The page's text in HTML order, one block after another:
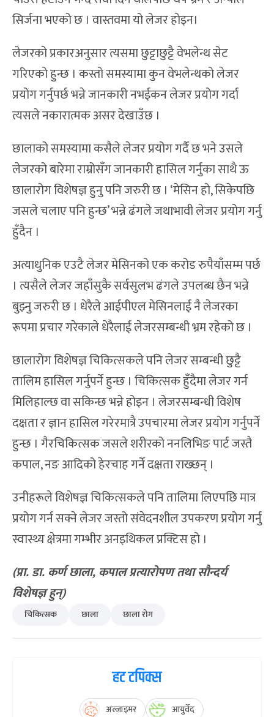
सिर्जना भएको छ । वास्तवमा यो लेजर होइन।
लेजरको प्रकारअनुसार त्यसमा छुट्टाछुट्टै वेभलेन्थ सेट
गरिएको हुन्छ । कस्तो समस्यामा कुन वेभलेन्थको लेजर
प्रयोग गर्नुपर्छ भन्ने जानकारी नभईकन लेजर प्रयोग गर्दा
त्यसले नकारात्मक असर देखाउँछ ।
छालाको समस्यामा कसैले लेजर प्रयोग गर्दै छ भने उसले
लेजरको बारेमा राम्रोसँग जानकारी हासिल गर्नुका साथै ऊ
छालारोग विशेषज्ञ हुनु पनि जरुरी छ । ‘मेसिन हो, सिकेपछि
जसले चलाए पनि हुन्छ’ भन्ने ढंगले जथाभावी लेजर प्रयोग गर्नु
हुँदैन ।
अत्याधुनिक एउटै लेजर मेसिनको एक करोड रुपैयाँसम्म पर्छ
। त्यसैले लेजर जहाँसुकै सर्वसुलभ ढंगले उपलब्ध छैन भन्ने
बुझ्नु जरुरी छ । धेरैले आईपीएल मेसिनलाई नै लेजरका
रूपमा प्रचार गरेकाले धेरैलाई लेजरसम्बन्धी भ्रम रहेको छ ।
छालारोग विशेषज्ञ चिकित्सकले पनि लेजर सम्बन्धी छुट्टै
तालिम हासिल गर्नुपर्ने हुन्छ । चिकित्सक हुँदैमा लेजर गर्न
मिलिहाल्छ वा सकिन्छ भन्ने होइन । लेजरसम्बन्धी विशेष
दक्षता र ज्ञान हासिल गरेरमात्रै उपचारमा लेजर प्रयोग गर्नुपर्ने
हुन्छ । गैरचिकित्सक जसले शरीरको ननलिभिङ पार्ट जस्तै
कपाल, नङ आदिको हेरचाह गर्ने दक्षता राख्छन् ।
उनीहरूले विशेषज्ञ चिकित्सकले पनि तालिमा लिएपछि मात्र
प्रयोग गर्न सक्ने लेजर जस्तो संवेदनशील उपकरण प्रयोग गर्नु
स्वास्थ्य क्षेत्रमा गम्भीर अनइथिकल प्रक्टिस हो ।
(प्रा. डा. कर्ण छाला, कपाल प्रत्यारोपण तथा सौन्दर्य
विशेषज्ञ हुन्)
चिकित्सक छाला छाला रोग
हट टपिक्स
अल्जाइमर
आयुर्वेद